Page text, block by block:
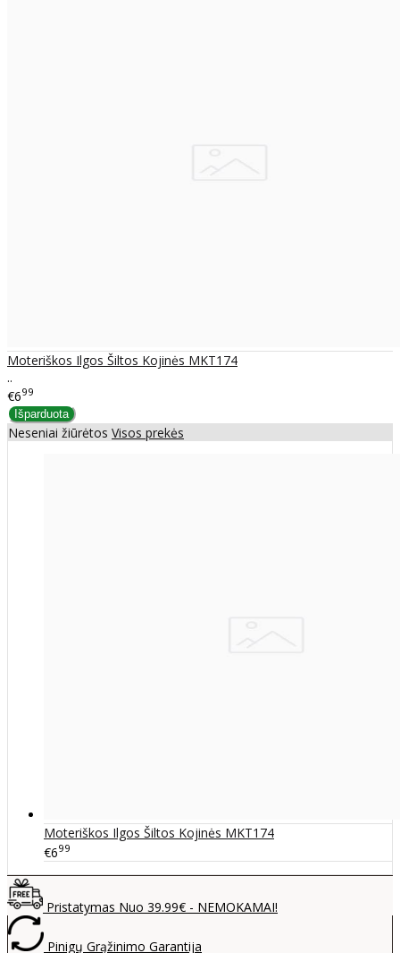
Moteriškos Ilgos Šiltos Kojinės MKT174
..
€699
Neseniai žiūrėtos Visos prekės
Moteriškos Ilgos Šiltos Kojinės MKT174
€699
Pristatymas Nuo 39.99€ - NEMOKAMAI!
Pinigų Grąžinimo Garantija